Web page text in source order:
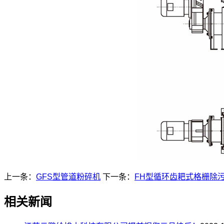
上一条： GFS型管道粉碎机 下一条： FH型循环齿耙式格栅除
相关新闻